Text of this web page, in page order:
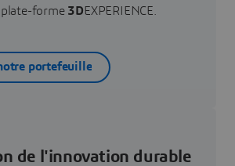
forme 3DEXPERIENCE.
portefeuille
de l'innovation durable